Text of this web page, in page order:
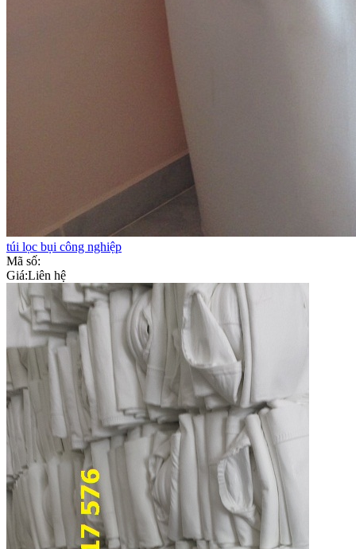
túi lọc bụi công nghiệp
Mã số:
Giá:Liên hệ